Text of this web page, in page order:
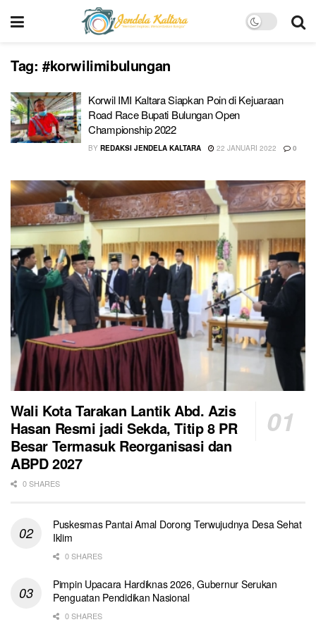
Tag: #korwilimibulungan
Korwil IMI Kaltara Siapkan Poin di Kejuaraan
Road Race Bupati Bulungan Open
Championship 2022
BY REDAKSI JENDELA KALTARA 22 JANUARI 2022 0
Wali Kota Tarakan Lantik Abd. Azis
Hasan Resmi jadi Sekda, Titip 8 PR
Besar Termasuk Reorganisasi dan
ABPD 2027
0 SHARES
Puskesmas Pantai Amal Dorong Terwujudnya Desa Sehat
Iklim
0 SHARES
Pimpin Upacara Hardiknas 2026, Gubernur Serukan
Penguatan Pendidikan Nasional
0 SHARES